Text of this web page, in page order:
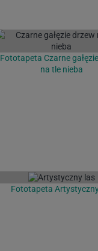
Fototapeta Czarne
na tle nieba
Fototapeta